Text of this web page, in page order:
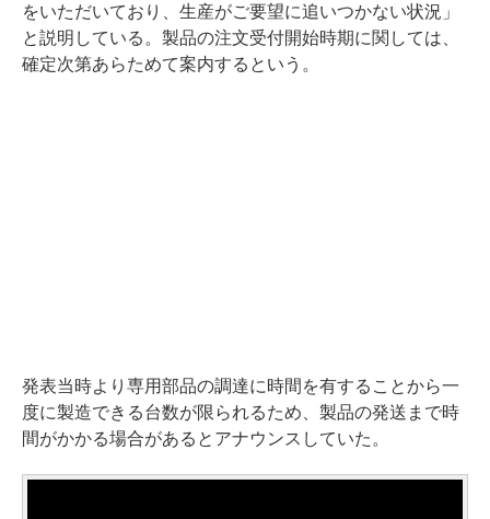
をいただいており、生産がご要望に追いつかない状況」
と説明している。製品の注文受付開始時期に関しては、
確定次第あらためて案内するという。
発表当時より専用部品の調達に時間を有することから一
度に製造できる台数が限られるため、製品の発送まで時
間がかかる場合があるとアナウンスしていた。